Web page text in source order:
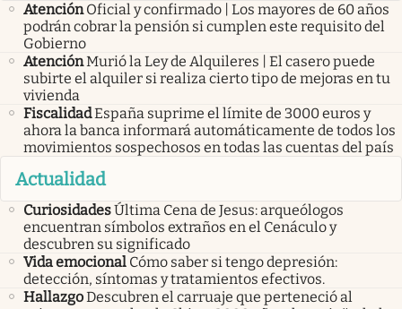
Atención Oficial y confirmado | Los mayores de 60 años
podrán cobrar la pensión si cumplen este requisito del
Gobierno
AtenciónMurió la Ley de Alquileres | El casero puede
subirte el alquiler si realiza cierto tipo de mejoras en tu
vivienda
FiscalidadEspaña suprime el límite de 3000 euros y
ahora la banca informará automáticamente de todos los
movimientos sospechosos en todas las cuentas del país
Actualidad
CuriosidadesÚltima Cena de Jesus: arqueólogos
encuentran símbolos extraños en el Cenáculo y
descubren su significado
Vida emocional Cómo saber si tengo depresión:
detección, síntomas y tratamientos efectivos.
HallazgoDescubren el carruaje que perteneció al